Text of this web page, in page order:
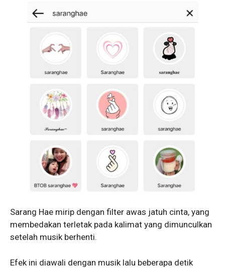
Sarang Hae mirip dengan filter awas jatuh cinta, yang
membedakan terletak pada kalimat yang dimunculkan
setelah musik berhenti.
Efek ini diawali dengan musik lalu beberapa detik